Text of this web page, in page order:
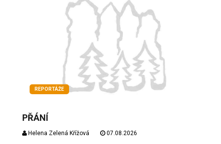
REPORTÁŽE
PŘÁNÍ
Helena Zelená Křížová 07.08.2026